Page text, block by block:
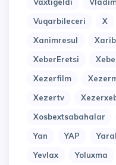
Vaxtigeldi
Vuqarbileceri
X
Xanimresul
XeberEretsi
Xezerfilm
Xezertv
Xosbextsabahalar
Yan
YAP Yaral
Yevlax
Yoluxma